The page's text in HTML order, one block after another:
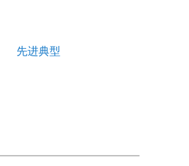
先进典型